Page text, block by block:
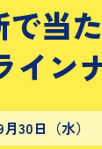
当た
イン
30日（水）